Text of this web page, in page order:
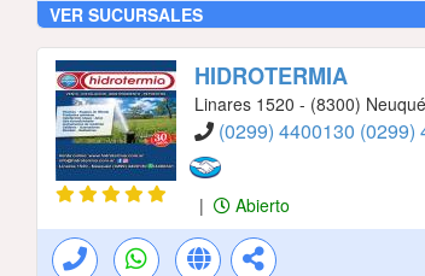
VER SUCURSALES
HIDROTERMIA
Linares 1520 - (8300)
(0299) 4400130 (0299)
| Abierto